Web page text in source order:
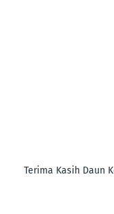
Terima Kasih Daun